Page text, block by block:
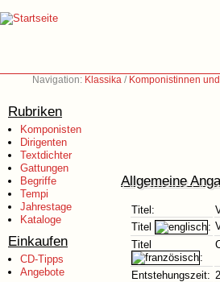
Navigation: Klassika / Komponistinnen
Rubriken
Komponisten
Dirigenten
Textdichter
Gattungen
Begriffe
Tempi
Jahrestage
Kataloge
Einkaufen
CD-Tipps
Angebote
Allgemeine
Titel:
Titel
:
Titel
:
Entstehungszeit: